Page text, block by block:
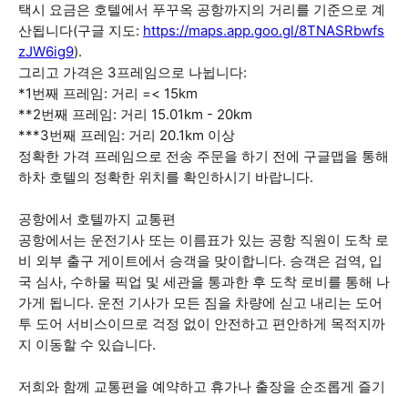
택시 요금은 호텔에서 푸꾸옥 공항까지의 거리를 기준으로 계
산됩니다(구글 지도: https://maps.app.goo.gl/8TNASRbwfs
zJW6ig9).
그리고 가격은 3프레임으로 나뉩니다:
*1번째 프레임: 거리 =< 15km
**2번째 프레임: 거리 15.01km - 20km
***3번째 프레임: 거리 20.1km 이상
정확한 가격 프레임으로 전송 주문을 하기 전에 구글맵을 통해
하차 호텔의 정확한 위치를 확인하시기 바랍니다.
공항에서 호텔까지 교통편
공항에서는 운전기사 또는 이름표가 있는 공항 직원이 도착 로
비 외부 출구 게이트에서 승객을 맞이합니다. 승객은 검역, 입
국 심사, 수하물 픽업 및 세관을 통과한 후 도착 로비를 통해 나
가게 됩니다. 운전 기사가 모든 짐을 차량에 싣고 내리는 도어
투 도어 서비스이므로 걱정 없이 안전하고 편안하게 목적지까
지 이동할 수 있습니다.
저희와 함께 교통편을 예약하고 휴가나 출장을 순조롭게 즐기